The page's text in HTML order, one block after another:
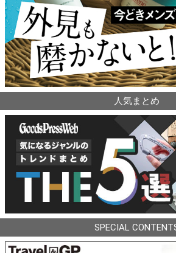
人気まとめ
SPECIAL